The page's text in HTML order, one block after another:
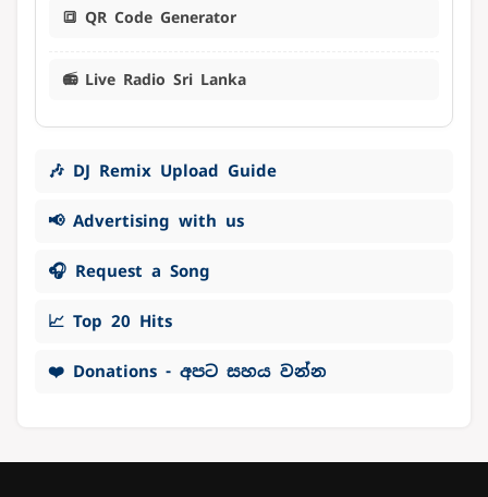
🔳 QR Code Generator
📻 Live Radio Sri Lanka
🎶 DJ Remix Upload Guide
📢 Advertising with us
🎧 Request a Song
📈 Top 20 Hits
❤️ Donations - අපට සහය වන්න